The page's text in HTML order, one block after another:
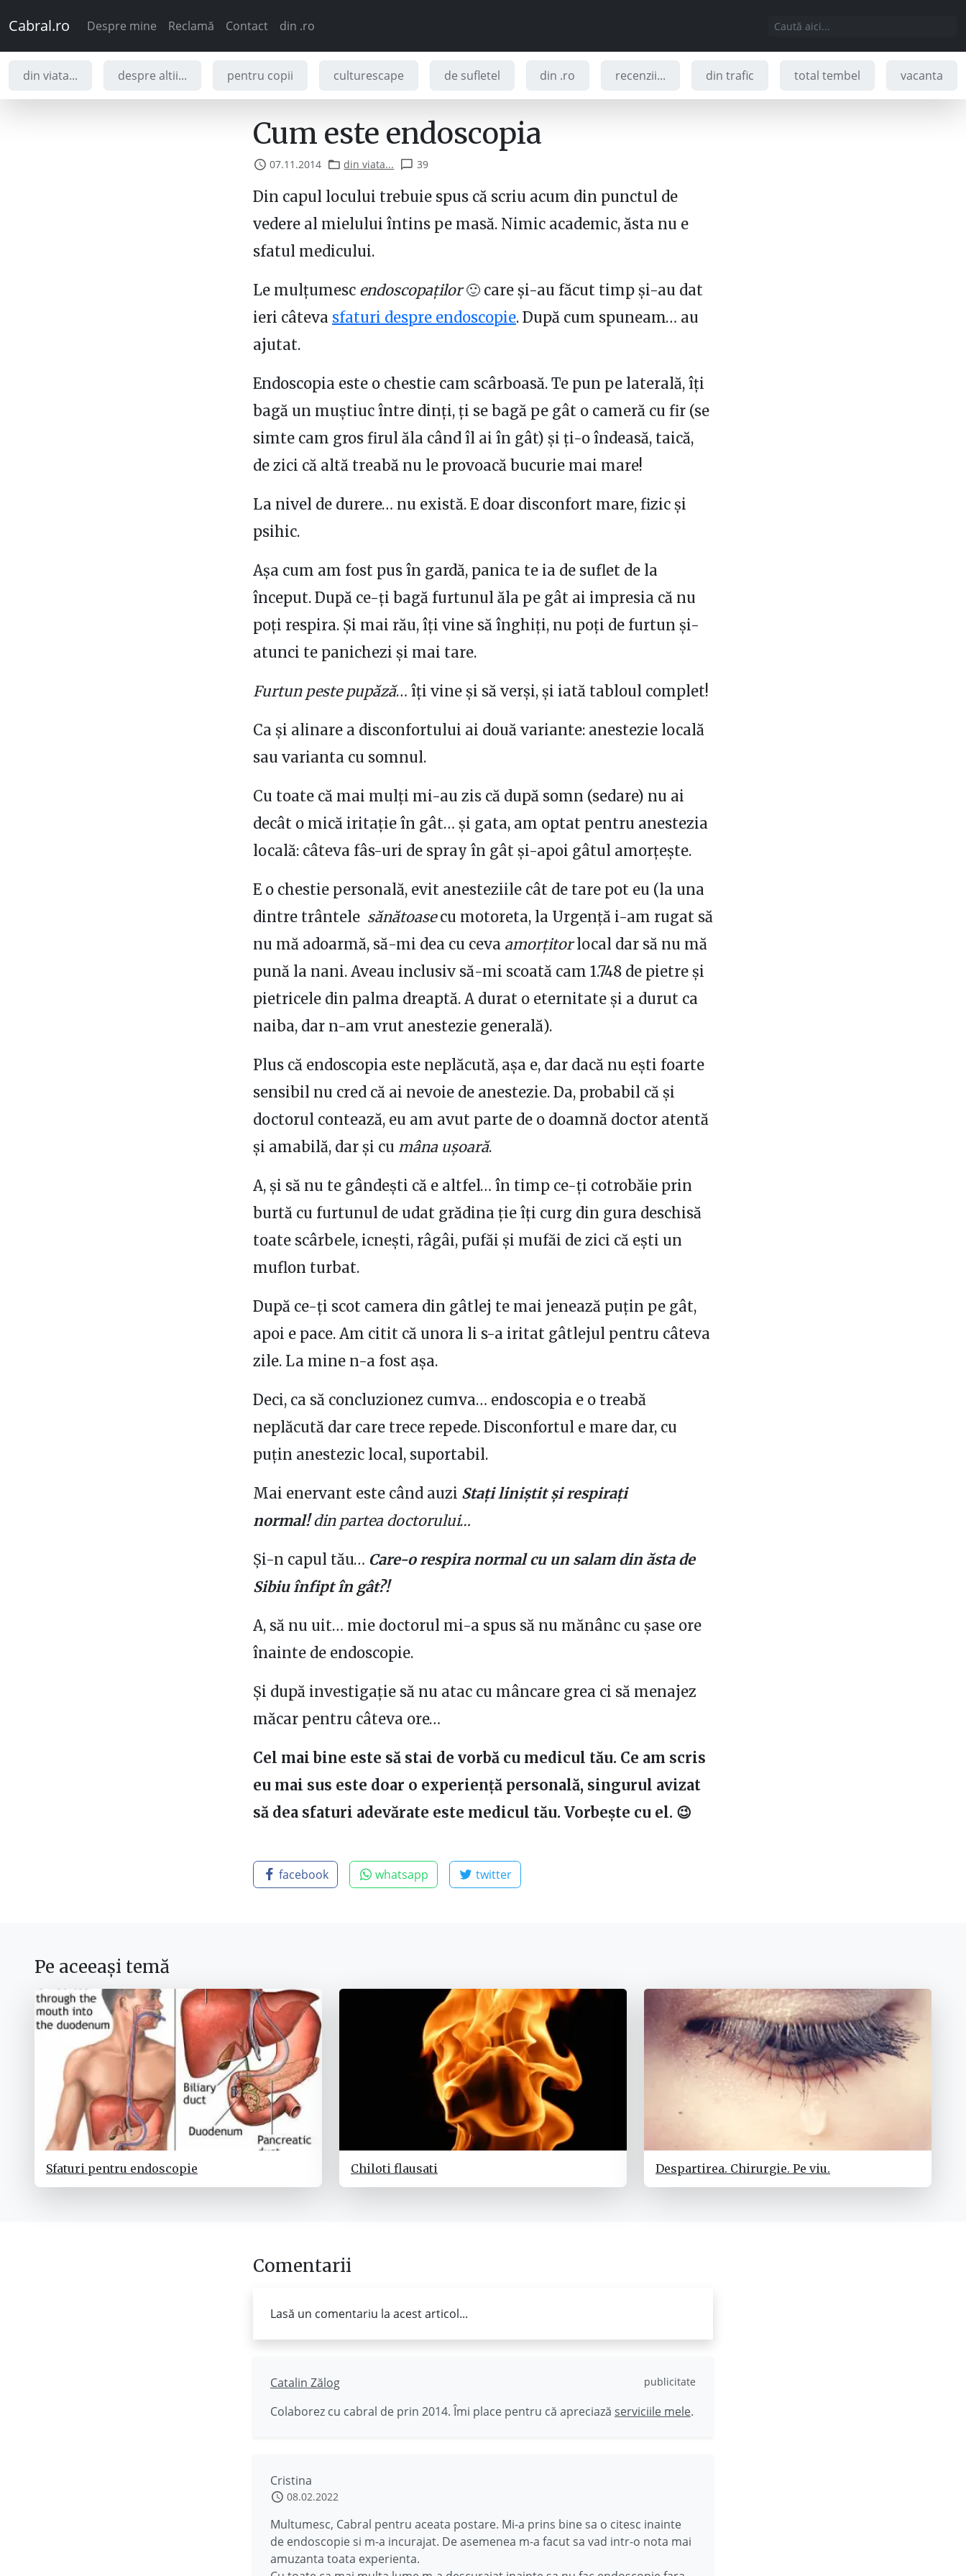
Cabral.ro Despre mine Reclamă Contact din .ro
din viata... despre altii... pentru copii culturescape de sufletel din .ro recenzii... din trafic total tembel vacanta
Cum este endoscopia
07.11.2014 din viata... 39
Din capul locului trebuie spus că scriu acum din punctul de
vedere al mielului întins pe masă. Nimic academic, ăsta nu e
sfatul medicului.
Le mulțumesc endoscopaților🙂 care și-au făcut timp și-au dat
ieri câteva sfaturi despre endoscopie. După cum spuneam… au
ajutat.
Endoscopia este o chestie cam scârboasă. Te pun pe laterală, îți
bagă un muștiuc între dinți, ți se bagă pe gât o cameră cu fir (se
simte cam gros firul ăla când îl ai în gât) și ți-o îndeasă, taică,
de zici că altă treabă nu le provoacă bucurie mai mare!
La nivel de durere… nu există. E doar disconfort mare, fizic și
psihic.
Așa cum am fost pus în gardă, panica te ia de suflet de la
început. După ce-ți bagă furtunul ăla pe gât ai impresia că nu
poți respira. Și mai rău, îți vine să înghiți, nu poți de furtun și-
atunci te panichezi și mai tare.
Furtun peste pupăză… îți vine și să verși, și iată tabloul complet!
Ca și alinare a disconfortului ai două variante: anestezie locală
sau varianta cu somnul.
Cu toate că mai mulți mi-au zis că după somn (sedare) nu ai
decât o mică iritație în gât… și gata, am optat pentru anestezia
locală: câteva fâs-uri de spray în gât și-apoi gâtul amorțește.
E o chestie personală, evit anesteziile cât de tare pot eu (la una
dintre trântele sănătoasecu motoreta, la Urgență i-am rugat să
nu mă adoarmă, să-mi dea cu ceva amorțitorlocal dar să nu mă
pună la nani. Aveau inclusiv să-mi scoată cam 1.748 de pietre și
pietricele din palma dreaptă. A durat o eternitate și a durut ca
naiba, dar n-am vrut anestezie generală).
Plus că endoscopia este neplăcută, așa e, dar dacă nu ești foarte
sensibil nu cred că ai nevoie de anestezie. Da, probabil că și
doctorul contează, eu am avut parte de o doamnă doctor atentă
și amabilă, dar și cu mâna ușoară.
A, și să nu te gândești că e altfel… în timp ce-ți cotrobăie prin
burtă cu furtunul de udat grădina ție îți curg din gura deschisă
toate scârbele, icnești, râgâi, pufăi și mufăi de zici că ești un
muflon turbat.
După ce-ți scot camera din gâtlej te mai jenează puțin pe gât,
apoi e pace. Am citit că unora li s-a iritat gâtlejul pentru câteva
zile. La mine n-a fost așa.
Deci, ca să concluzionez cumva… endoscopia e o treabă
neplăcută dar care trece repede. Disconfortul e mare dar, cu
puțin anestezic local, suportabil.
Mai enervant este când auzi Stați liniștit și respirați
normal!din partea doctorului…
Și-n capul tău… Care-o respira normal cu un salam din ăsta de
Sibiu înfipt în gât?!
A, să nu uit… mie doctorul mi-a spus să nu mănânc cu șase ore
înainte de endoscopie.
Și după investigație să nu atac cu mâncare grea ci să menajez
măcar pentru câteva ore…
Cel mai bine este să stai de vorbă cu medicul tău. Ce am scris
eu mai sus este doar o experiență personală, singurul avizat
să dea sfaturi adevărate este medicul tău. Vorbește cu el. 😉
facebook whatsapp twitter
Pe aceeași temă
Sfaturi pentru endoscopie Chiloti flausati Despartirea. Chirurgie. Pe viu.
Comentarii
Lasă un comentariu la acest articol...
Catalin Zălog publicitate
Colaborez cu cabral de prin 2014. Îmi place pentru că apreciază serviciile mele.
Cristina
08.02.2022
Multumesc, Cabral pentru aceata postare. Mi-a prins bine sa o citesc inainte
de endoscopie si m-a incurajat. De asemenea m-a facut sa vad intr-o nota mai
amuzanta toata experienta.